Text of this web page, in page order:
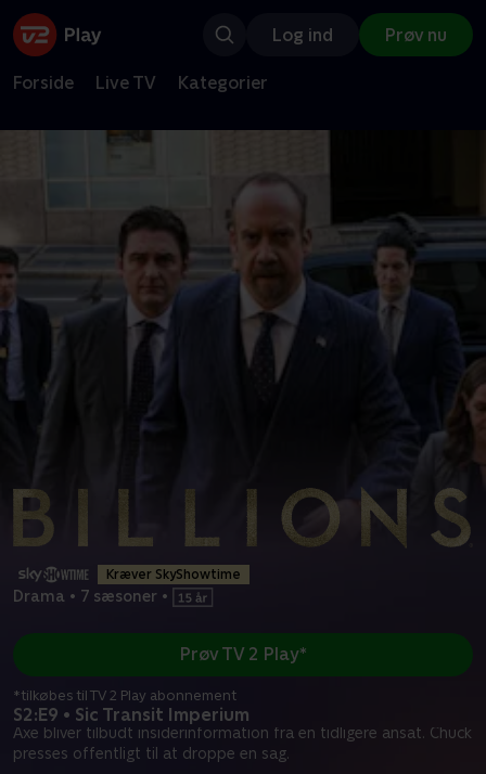
Log ind Prøv nu
Forside Live TV Kategorier
Kræver SkyShowtime
Drama • 7 sæsoner •
S2:E9 • Sic Transit Imperium
Axe bliver tilbudt insiderinformation fra en tidligere ansat. Chuck
presses offentligt til at droppe en sag.
Prøv TV 2 Play*
*tilkøbes til TV 2 Play abonnement